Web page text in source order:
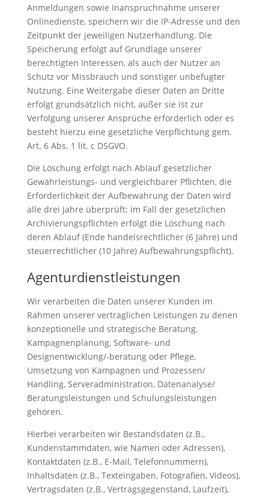
Anmeldungen sowie Inanspruchnahme unserer
Onlinedienste, speichern wir die IP-Adresse und den
Zeitpunkt der jeweiligen Nutzerhandlung. Die
Speicherung erfolgt auf Grundlage unserer
berechtigten Interessen, als auch der Nutzer an
Schutz vor Missbrauch und sonstiger unbefugter
Nutzung. Eine Weitergabe dieser Daten an Dritte
erfolgt grundsätzlich nicht, außer sie ist zur
Verfolgung unserer Ansprüche erforderlich oder es
besteht hierzu eine gesetzliche Verpflichtung gem.
Art. 6 Abs. 1 lit. c DSGVO.
Die Löschung erfolgt nach Ablauf gesetzlicher
Gewährleistungs- und vergleichbarer Pflichten, die
Erforderlichkeit der Aufbewahrung der Daten wird
alle drei Jahre überprüft; im Fall der gesetzlichen
Archivierungspflichten erfolgt die Löschung nach
deren Ablauf (Ende handelsrechtlicher (6 Jahre) und
steuerrechtlicher (10 Jahre) Aufbewahrungspflicht).
Agenturdienstleistungen
Wir verarbeiten die Daten unserer Kunden im
Rahmen unserer vertraglichen Leistungen zu denen
konzeptionelle und strategische Beratung,
Kampagnenplanung, Software- und
Designentwicklung/-beratung oder Pflege,
Umsetzung von Kampagnen und Prozessen/
Handling, Serveradministration, Datenanalyse/
Beratungsleistungen und Schulungsleistungen
gehören.
Hierbei verarbeiten wir Bestandsdaten (z.B.,
Kundenstammdaten, wie Namen oder Adressen),
Kontaktdaten (z.B., E-Mail, Telefonnummern),
Inhaltsdaten (z.B., Texteingaben, Fotografien, Videos),
Vertragsdaten (z.B., Vertragsgegenstand, Laufzeit),